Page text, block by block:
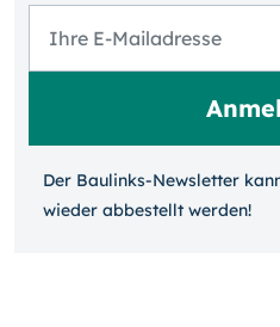
Der Baulinks-Newsletter
wieder ab­bestellt werden!